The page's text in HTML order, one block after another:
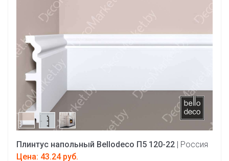
Плинтус напольный Bellodeco П5 120-22
| Россия
Цена: 43.24 руб.